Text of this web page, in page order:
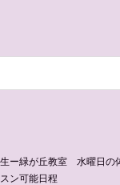
ー緑が丘教室 水曜日の
ン可能日程